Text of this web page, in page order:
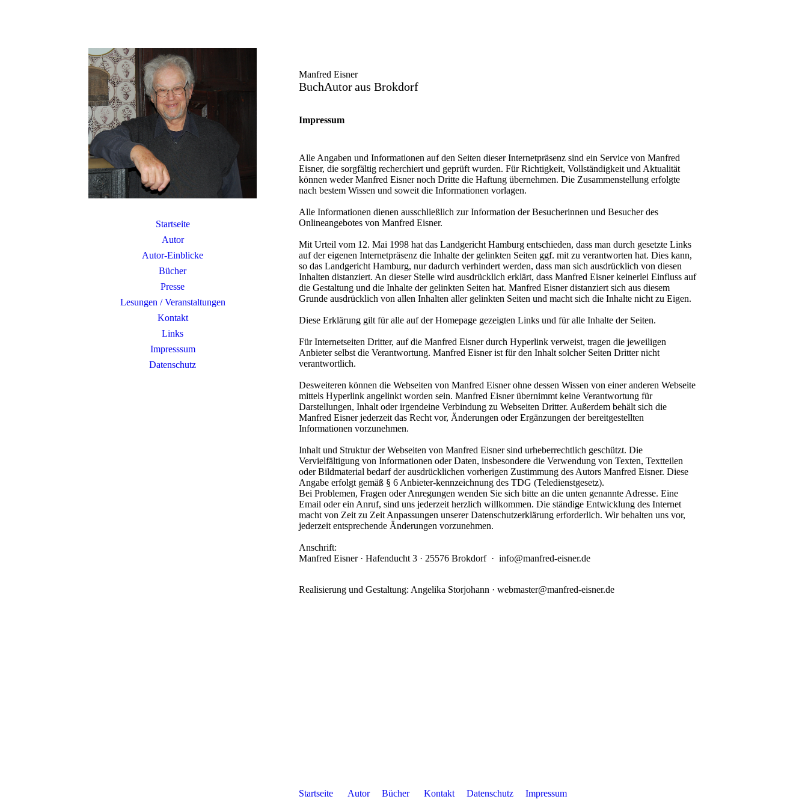
Startseite
Autor
Autor-Einblicke
Bücher
Presse
Lesungen / Veranstaltungen
Kontakt
Links
Impresssum
Datenschutz
Manfred Eisner
BuchAutoraus Brokdorf
Impressum
Alle Angaben und Informationen auf den Seiten dieser Internetpräsenz sind ein Service von Manfred
Eisner, die sorgfältig recherchiert und geprüft wurden. Für Richtigkeit, Vollständigkeit und Aktualität
können weder Manfred Eisner noch Dritte die Haftung übernehmen. Die Zusammenstellung erfolgte
nach bestem Wissen und soweit die Informationen vorlagen.
Alle Informationen dienen ausschließlich zur Information der Besucherinnen und Besucher des
Onlineangebotes von Manfred Eisner.
Mit Urteil vom 12. Mai 1998 hat das Landgericht Hamburg entschieden, dass man durch gesetzte Links
auf der eigenen Internetpräsenz die Inhalte der gelinkten Seiten ggf. mit zu verantworten hat. Dies kann,
so das Landgericht Hamburg, nur dadurch verhindert werden, dass man sich ausdrücklich von diesen
Inhalten distanziert. An dieser Stelle wird ausdrücklich erklärt, dass Manfred Eisner keinerlei Einfluss auf
die Gestaltung und die Inhalte der gelinkten Seiten hat. Manfred Eisner distanziert sich aus diesem
Grunde ausdrücklich von allen Inhalten aller gelinkten Seiten und macht sich die Inhalte nicht zu Eigen.
Diese Erklärung gilt für alle auf der Homepage gezeigten Links und für alle Inhalte der Seiten.
Für Internetseiten Dritter, auf die Manfred Eisner durch Hyperlink verweist, tragen die jeweiligen
Anbieter selbst die Verantwortung. Manfred Eisner ist für den Inhalt solcher Seiten Dritter nicht
verantwortlich.
Desweiteren können die Webseiten von Manfred Eisner ohne dessen Wissen von einer anderen Webseite
mittels Hyperlink angelinkt worden sein. Manfred Eisner übernimmt keine Verantwortung für
Darstellungen, Inhalt oder irgendeine Verbindung zu Webseiten Dritter. Außerdem behält sich die
Manfred Eisner jederzeit das Recht vor, Änderungen oder Ergänzungen der bereitgestellten
Informationen vorzunehmen.
Inhalt und Struktur der Webseiten von Manfred Eisner sind urheberrechtlich geschützt. Die
Vervielfältigung von Informationen oder Daten, insbesondere die Verwendung von Texten, Textteilen
oder Bildmaterial bedarf der ausdrücklichen vorherigen Zustimmung des Autors Manfred Eisner. Diese
Angabe erfolgt gemäß § 6 Anbieter-kennzeichnung des TDG (Teledienstgesetz).
Bei Problemen, Fragen oder Anregungen wenden Sie sich bitte an die unten genannte Adresse. Eine
Email oder ein Anruf, sind uns jederzeit herzlich willkommen. Die ständige Entwicklung des Internet
macht von Zeit zu Zeit Anpassungen unserer Datenschutzerklärung erforderlich. Wir behalten uns vor,
jederzeit entsprechende Änderungen vorzunehmen.
Anschrift:
Manfred Eisner · Hafenducht 3 · 25576 Brokdorf · info@manfred-eisner.de
Realisierung und Gestaltung: Angelika Storjohann · webmaster@manfred-eisner.de
Startseite Autor Bücher Kontakt Datenschutz Impressum